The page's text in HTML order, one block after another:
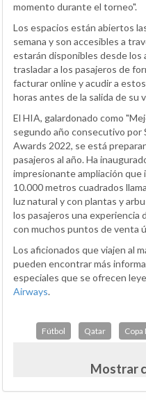
momento durante el torneo".
Los espacios están abiertos
semana y son accesibles a
estarán disponibles desde
trasladar a los pasajeros de
facturar online y acudir a
horas antes de la salida de su
El HIA, galardonado como
segundo año consecutivo
Awards 2022, se está
pasajeros al año. Ha
impresionante ampliación
10.000 metros cuadrados
luz natural y con plantas y
los pasajeros una experiencia
con muchos puntos de venta
Los aficionados que viajen al
pueden encontrar más
especiales que se ofrecen
Airways.
Fútbol Qatar Copa
Mostrar